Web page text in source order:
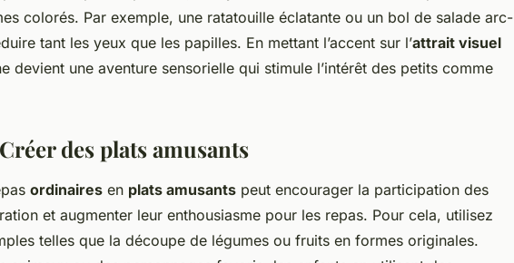
colorés. Par exemple, une ratatouille éclatante ou un bol de salade arc-
tant les yeux que les papilles. En mettant l’accent sur l’attrait visuel
devient une aventure sensorielle qui stimule l’intérêt des petits comme
des plats amusants
ordinaires en plats amusants peut encourager la participation des
et augmenter leur enthousiasme pour les repas. Pour cela, utilisez
telles que la découpe de légumes ou fruits en formes originales.